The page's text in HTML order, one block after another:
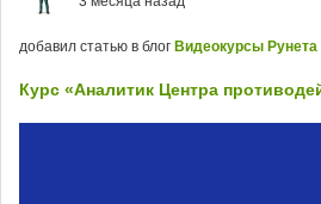
добавил статью в блог Видеокурсы Рунета
Курс «Аналитик Центра